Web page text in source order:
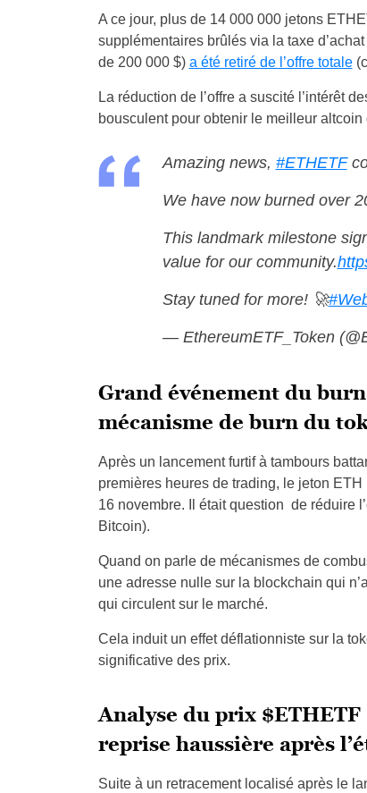
A ce jour, plus de 14 000 000 jetons
supplémentaires brûlés via la taxe
de 200 000 $) a été retiré de l’offre totale
La réduction de l’offre a suscité l’intérêt
bousculent pour obtenir le meilleur
Amazing news, #ETHETF
We have now burned over
This landmark milestone
value for our community.
Stay tuned for more! 🚀
— EthereumETF_Token
Grand événement du
mécanisme de burn du
Après un lancement furtif à tambours
premières heures de trading, le jeton ETH
16 novembre. Il était question de réduire
Bitcoin).
Quand on parle de mécanismes de
une adresse nulle sur la blockchain qui
qui circulent sur le marché.
Cela induit un effet déflationniste sur la
significative des prix.
Analyse du prix
reprise haussière après
Suite à un retracement localisé après le